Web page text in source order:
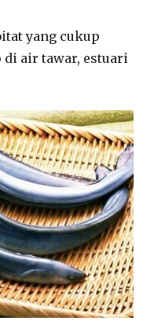
yang cukup
air tawar, estuari